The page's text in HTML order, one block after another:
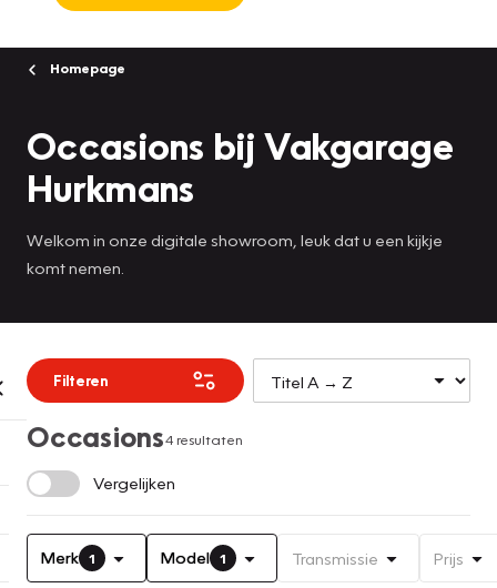
Homepage
Occasions bij Vakgarage
Hurkmans
Welkom in onze digitale showroom, leuk dat u een kijkje
komt nemen.
Filteren
Occasions4 resultaten
Vergelijken
Merk 1 Model 1 Transmissie Prijs